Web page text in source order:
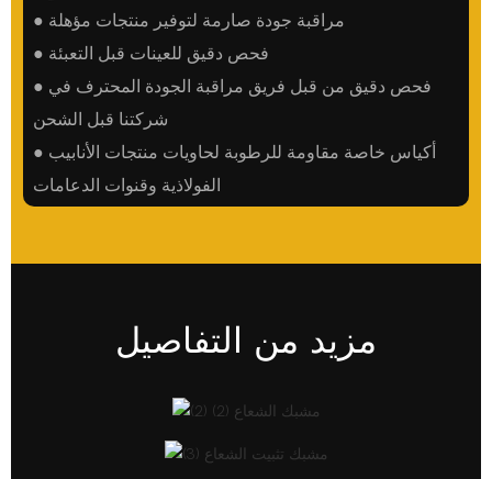
● مراقبة جودة صارمة لتوفير منتجات مؤهلة
● فحص دقيق للعينات قبل التعبئة
● فحص دقيق من قبل فريق مراقبة الجودة المحترف في
شركتنا قبل الشحن
● أكياس خاصة مقاومة للرطوبة لحاويات منتجات الأنابيب
الفولاذية وقنوات الدعامات
مزيد من التفاصيل